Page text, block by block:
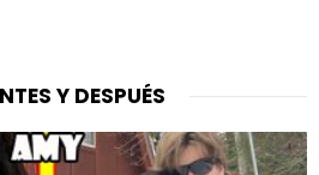
Y DESPUÉS